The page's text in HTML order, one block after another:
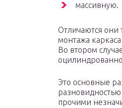
массивную.
Отличаются они
монтажа
Во втором
Это основные
прочими